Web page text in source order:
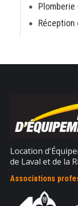
Plomberie
Réception
Location
de Laval et de la
Associations